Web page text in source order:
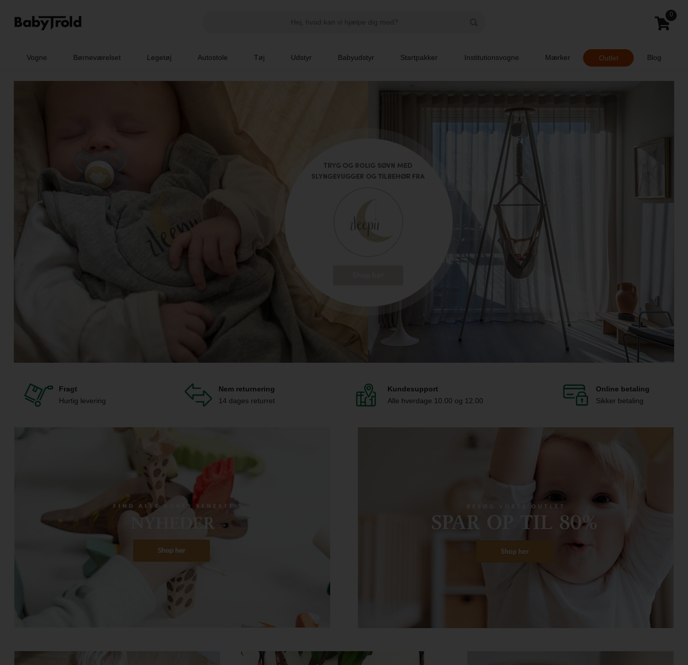
0
Vogne Børneværelset Legetøj Autostole Tøj Udstyr Babyudstyr Startpakker Institutionsvogne Mærker Outlet Blog
Fragt
Hurtig levering
Nem returnering
14 dages returret
Kundesupport
Alle hverdage 10.00 og 12.00
Online betaling
Sikker betaling